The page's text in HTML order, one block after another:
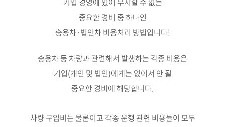
기업 경영에 있어 무시할 수 없는
중요한 경비 중 하나인
승용차·법인차 비용처리 방법입니다!
승용차 등 차량과 관련해서 발생하는 각종 비용은
기업(개인 및 법인)에게는 없어서 안 될
중요한 경비에 해당합니다.
차량 구입비는 물론이고 각종 운행 관련 비용들이 모두